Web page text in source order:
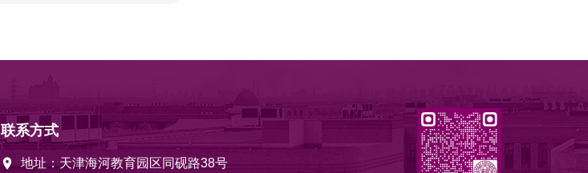
联系方式
地址：天津海河教育园区同砚路38号